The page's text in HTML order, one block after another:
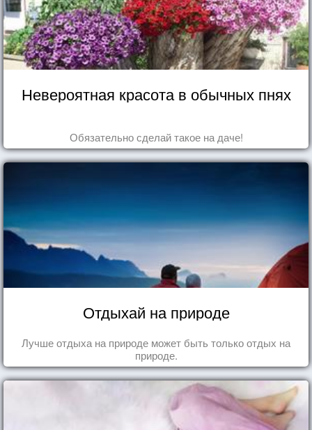
Невероятная красота в обычных пнях
Обязательно сделай такое на даче!
Отдыхай на природе
Лучше отдыха на природе может быть только отдых на
природе.